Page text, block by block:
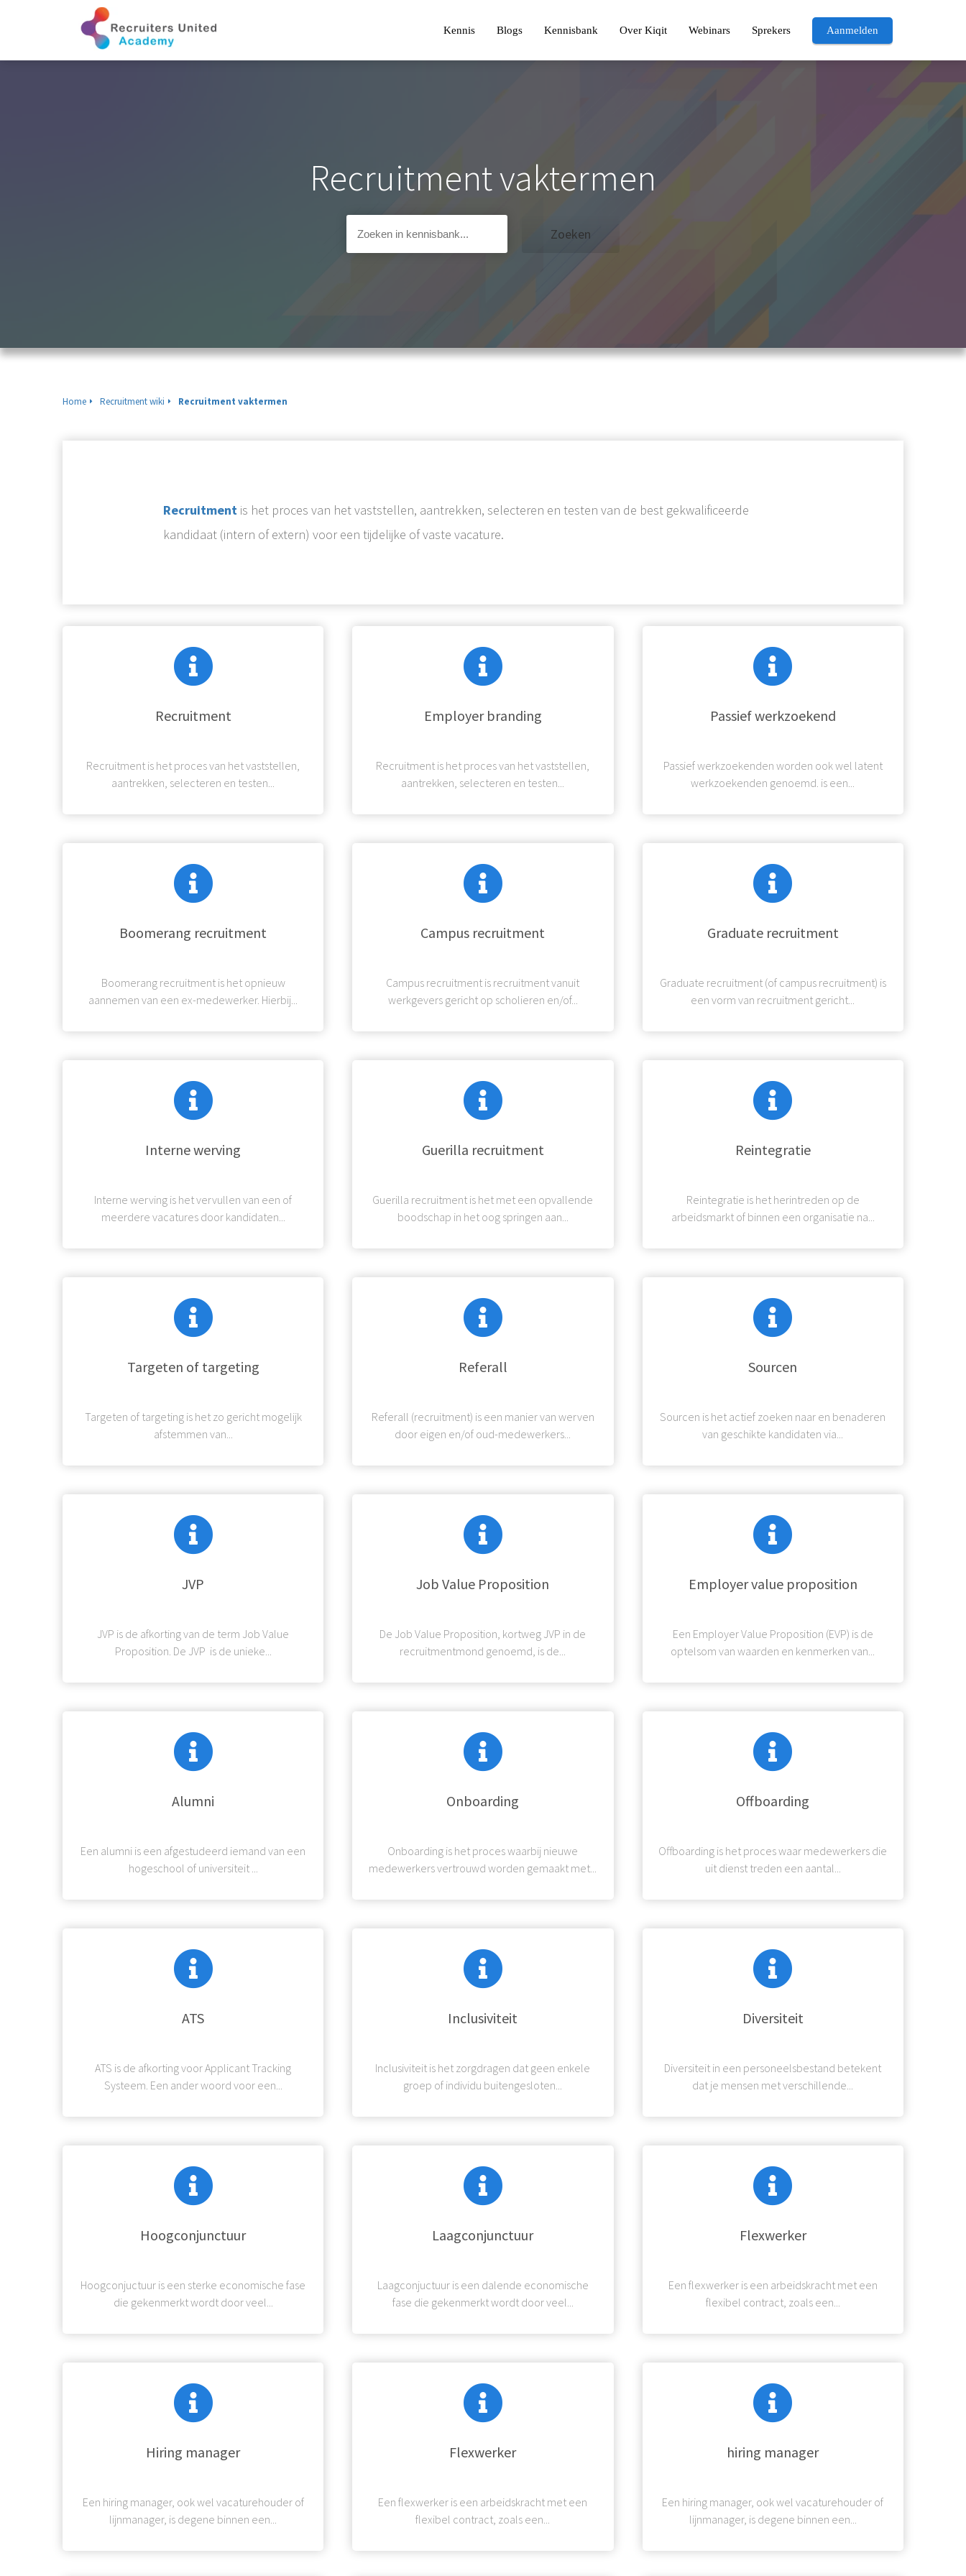
Kennis Blogs Kennisbank Over Kiqit Webinars Sprekers Aanmelden
Recruitment vaktermen
Zoeken
Home Recruitment wiki Recruitment vaktermen
Recruitment is het proces van het vaststellen, aantrekken, selecteren en testen van de best gekwalificeerde
kandidaat (intern of extern) voor een tijdelijke of vaste vacature.
Recruitment
Recruitment is het proces van het vaststellen,
aantrekken, selecteren en testen...
Employer branding
Recruitment is het proces van het vaststellen,
aantrekken, selecteren en testen...
Passief werkzoekend
Passief werkzoekenden worden ook wel latent
werkzoekenden genoemd. is een...
Boomerang recruitment
Boomerang recruitment is het opnieuw
aannemen van een ex-medewerker. Hierbij...
Campus recruitment
Campus recruitment is recruitment vanuit
werkgevers gericht op scholieren en/of...
Graduate recruitment
Graduate recruitment (of campus recruitment) is
een vorm van recruitment gericht...
Interne werving
Interne werving is het vervullen van een of
meerdere vacatures door kandidaten...
Guerilla recruitment
Guerilla recruitment is het met een opvallende
boodschap in het oog springen aan...
Reintegratie
Reintegratie is het herintreden op de
arbeidsmarkt of binnen een organisatie na...
Targeten of targeting
Targeten of targeting is het zo gericht mogelijk
afstemmen van...
Referall
Referall (recruitment) is een manier van werven
door eigen en/of oud-medewerkers...
Sourcen
Sourcen is het actief zoeken naar en benaderen
van geschikte kandidaten via...
JVP
JVP is de afkorting van de term Job Value
Proposition. De JVP is de unieke...
Job Value Proposition
De Job Value Proposition, kortweg JVP in de
recruitmentmond genoemd, is de...
Employer value proposition
Een Employer Value Proposition (EVP) is de
optelsom van waarden en kenmerken van...
Alumni
Een alumni is een afgestudeerd iemand van een
hogeschool of universiteit ...
Onboarding
Onboarding is het proces waarbij nieuwe
medewerkers vertrouwd worden gemaakt met...
Offboarding
Offboarding is het proces waar medewerkers die
uit dienst treden een aantal...
ATS
ATS is de afkorting voor Applicant Tracking
Systeem. Een ander woord voor een...
Inclusiviteit
Inclusiviteit is het zorgdragen dat geen enkele
groep of individu buitengesloten...
Diversiteit
Diversiteit in een personeelsbestand betekent
dat je mensen met verschillende...
Hoogconjunctuur
Hoogconjuctuur is een sterke economische fase
die gekenmerkt wordt door veel...
Laagconjunctuur
Laagconjuctuur is een dalende economische
fase die gekenmerkt wordt door veel...
Flexwerker
Een flexwerker is een arbeidskracht met een
flexibel contract, zoals een...
Hiring manager
Een hiring manager, ook wel vacaturehouder of
lijnmanager, is degene binnen een...
Flexwerker
Een flexwerker is een arbeidskracht met een
flexibel contract, zoals een...
hiring manager
Een hiring manager, ook wel vacaturehouder of
lijnmanager, is degene binnen een...